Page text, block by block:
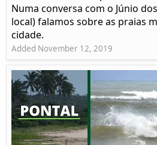
Numa conversa com o Júnio
local) falamos sobre as praias
cidade.
Added November 12, 2019